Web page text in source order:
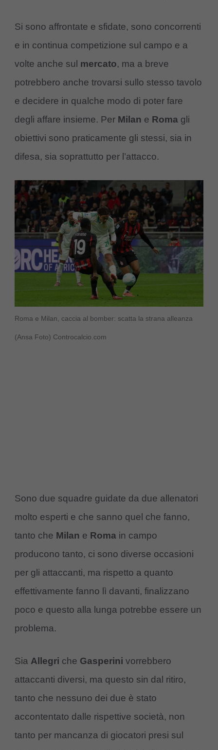
Si sono affrontate e sfidate, sono concorrenti
e in continua competizione sul campo e a
volte anche sul mercato, ma a breve
potrebbero anche trovarsi sullo stesso tavolo
e decidere in qualche modo di poter fare
degli affare insieme. Per Milan e Roma gli
obiettivi sono praticamente gli stessi, sia in
difesa, sia soprattutto per l’attacco.
Roma e Milan, caccia al bomber: scatta la strana alleanza
(Ansa Foto) Controcalcio.com
Sono due squadre guidate da due allenatori
molto esperti e che sanno quel che fanno,
tanto che Milan e Roma in campo
producono tanto, ci sono diverse occasioni
per gli attaccanti, ma rispetto a quanto
effettivamente fanno lì davanti, finalizzano
poco e questo alla lunga potrebbe essere un
problema.
Sia Allegri che Gasperini vorrebbero
attaccanti diversi, ma questo sin dal ritiro,
tanto che nessuno dei due è stato
accontentato dalle rispettive società, non
tanto per mancanza di giocatori presi sul